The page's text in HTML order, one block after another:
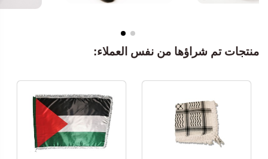
منتجات تم شراؤها من نفس العملاء: